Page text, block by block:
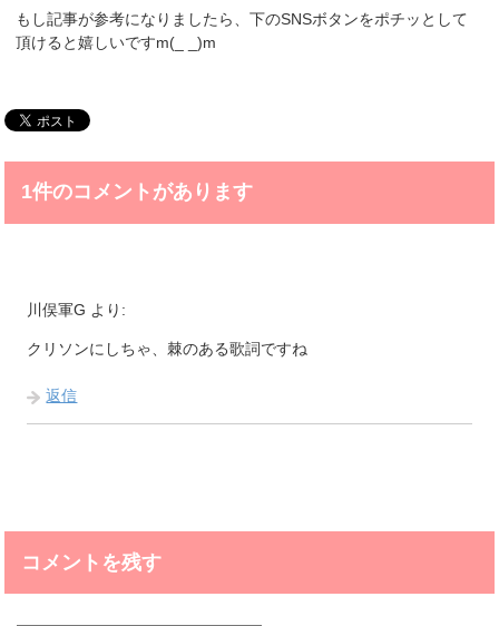
もし記事が参考になりましたら、下のSNSボタンをポチッとして
頂けると嬉しいですm(_ _)m
1件のコメントがあります
川俣軍G より:
クリソンにしちゃ、棘のある歌詞ですね
返信
コメントを残す